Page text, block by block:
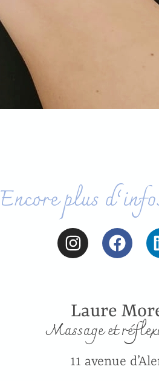
Encore plus
Laure
Massage et
11 avenue